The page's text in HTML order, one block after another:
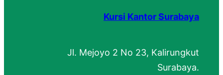
Kursi Kantor Surabaya
Jl. Mejoyo 2 No 23, Kalirungkut
Surabaya.